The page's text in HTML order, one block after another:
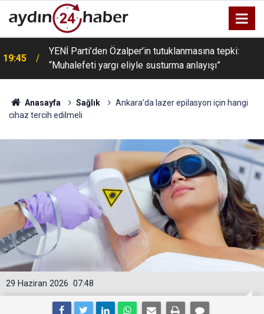
19:45
YENİ Parti’den Özalper’in tutuklanmasına tepki:
“Muhalefeti yargı eliyle susturma anlayışı”
Anasayfa Sağlık
Ankara’da lazer epilasyon için hangi
cihaz tercih edilmeli
07:48
29 Haziran 2026